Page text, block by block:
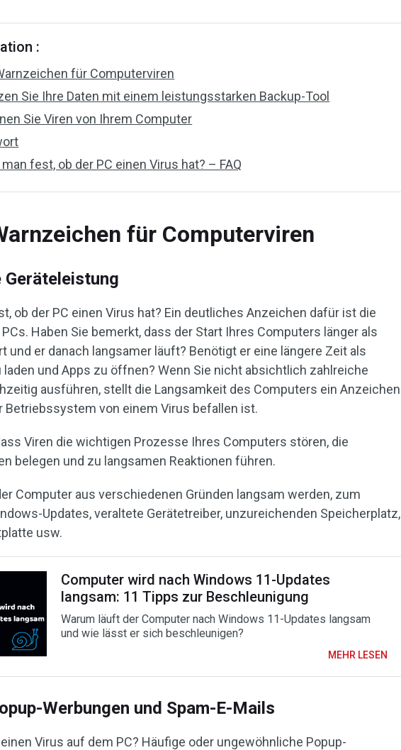
:
für Computerviren
Sie Ihre Daten mit einem leistungsstarken Backup-Tool
Sie Viren von Ihrem Computer
fest, ob der PC einen Virus hat? – FAQ
für Computerviren
Geräteleistung
ob der PC einen Virus hat? Ein deutliches Anzeichen dafür ist die
Haben Sie bemerkt, dass der Start Ihres Computers länger als
und er danach langsamer läuft? Benötigt er eine längere Zeit als
laden und Apps zu öffnen? Wenn Sie nicht absichtlich zahlreiche
ausführen, stellt die Langsamkeit des Computers ein Anzeichen
Betriebssystem von einem Virus befallen ist.
Viren die wichtigen Prozesse Ihres Computers stören, die
belegen und zu langsamen Reaktionen führen.
Computer aus verschiedenen Gründen langsam werden, zum
Updates, veraltete Gerätetreiber, unzureichenden Speicherplatz,
usw.
Computer wird nach Windows 11-Updates
langsam: 11 Tipps zur Beschleunigung
Warum läuft der Computer nach Windows 11-Updates langsam
und wie lässt er sich beschleunigen?
MEHR LESEN
Werbungen und Spam-E-Mails
Virus auf dem PC? Häufige oder ungewöhnliche Popup-